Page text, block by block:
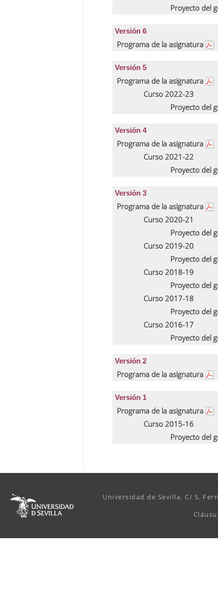
Proyecto del
Versión 6
Programa de la asignatura
Versión 5
Programa de la asignatura
Curso 2022-23
Proyecto del
Versión 4
Programa de la asignatura
Curso 2021-22
Proyecto del
Versión 3
Programa de la asignatura
Curso 2020-21
Proyecto del
Curso 2019-20
Proyecto del
Curso 2018-19
Proyecto del
Curso 2017-18
Proyecto del
Curso 2016-17
Proyecto del
Versión 2
Programa de la asignatura
Versión 1
Programa de la asignatura
Curso 2015-16
Proyecto del
Universidad de Sevilla. C/ S.